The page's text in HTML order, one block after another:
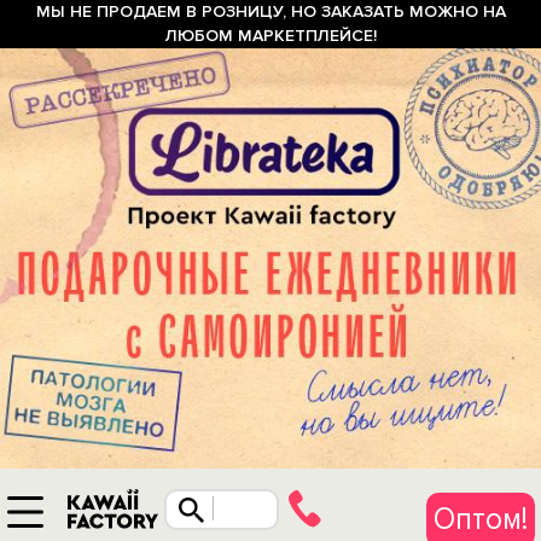
МЫ НЕ ПРОДАЕМ В РОЗНИЦУ, НО ЗАКАЗАТЬ МОЖНО НА
ЛЮБОМ МАРКЕТПЛЕЙСЕ!
Оптом!